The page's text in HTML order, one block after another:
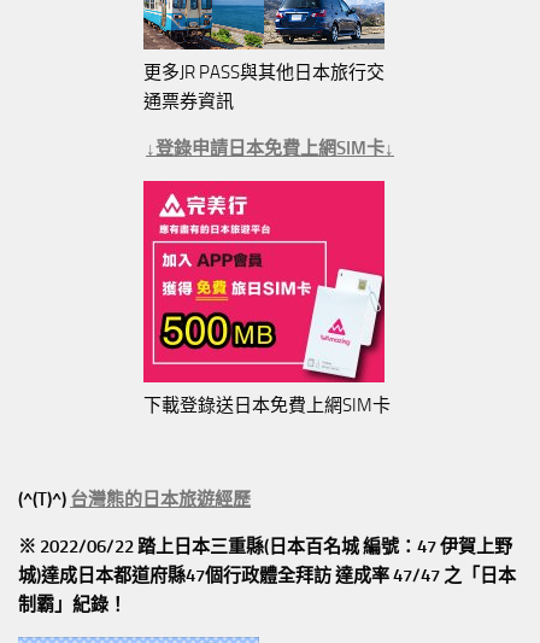
更多JR PASS與其他日本旅行交
通票券資訊
↓登錄申請日本免費上網SIM卡↓
下載登錄送日本免費上網SIM卡
(^(T)^) 台灣熊的日本旅遊經歷
※ 2022/06/22 踏上日本三重縣(日本百名城 編號：47 伊賀上野
城)達成日本都道府縣47個行政體全拜訪達成率 47/47 之「日本
制霸」紀錄！